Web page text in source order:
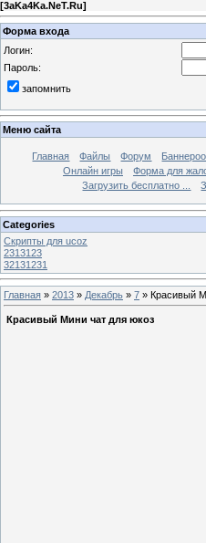
[3aKa4Ka.NeT.Ru]
Форма входа
Логин:
Пароль:
запомнить
Меню сайта
Главная Файлы Форум
Онлайн игры
Форма для
Загрузить бесплатно ...
Categories
Cкрипты для ucoz
2313123
32131231
Главная » 2013 » Декабрь » 7 » Красивый
Красивый Мини чат для юкоз